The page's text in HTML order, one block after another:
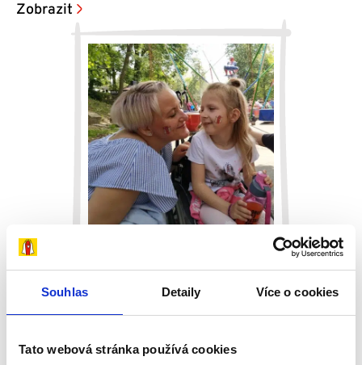
Souhlas Detaily Více o cookies
Tato webová stránka používá cookies
Zobrazit
ZPRAVODAJ KVĚTEN 2019
Jak strávily Den dětí ty, kterým pomáhají Dobří